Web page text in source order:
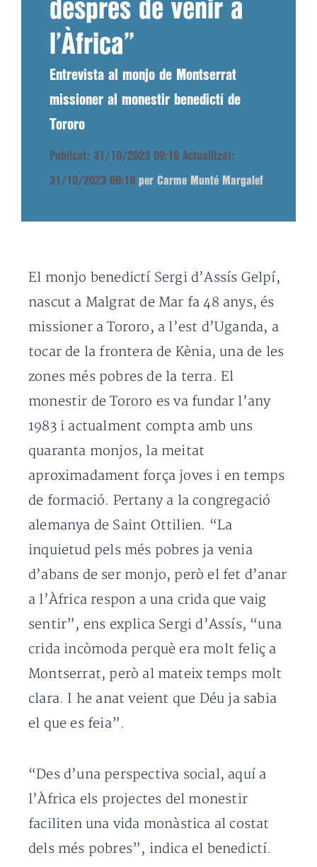
després de venir a
l’Àfrica”
Entrevista al monjo de Montserrat
missioner al monestir benedictí de
Tororo
Publicat: 31/10/2023 09:19 Actualitzat:
31/10/2023 09:19 per Carme Munté Margalef
El monjo benedictí Sergi d’Assís Gelpí,
nascut a Malgrat de Mar fa 48 anys, és
missioner a Tororo, a l’est d’Uganda, a
tocar de la frontera de Kènia, una de les
zones més pobres de la terra. El
monestir de Tororo es va fundar l’any
1983 i actualment compta amb uns
quaranta monjos, la meitat
aproximadament força joves i en temps
de formació. Pertany a la congregació
alemanya de Saint Ottilien. “La
inquietud pels més pobres ja venia
d’abans de ser monjo, però el fet d’anar
a l’Àfrica respon a una crida que vaig
sentir”, ens explica Sergi d’Assís, “una
crida incòmoda perquè era molt feliç a
Montserrat, però al mateix temps molt
clara. I he anat veient que Déu ja sabia
el que es feia”.
“Des d’una perspectiva social, aquí a
l’Àfrica els projectes del monestir
faciliten una vida monàstica al costat
dels més pobres”, indica el benedictí.